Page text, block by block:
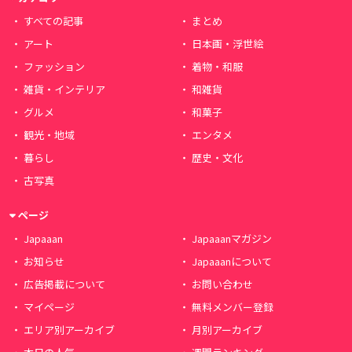
すべての記事
まとめ
アート
日本画・浮世絵
ファッション
着物・和服
雑貨・インテリア
和雑貨
グルメ
和菓子
観光・地域
エンタメ
暮らし
歴史・文化
古写真
ページ
Japaaan
Japaaanマガジン
お知らせ
Japaaanについて
広告掲載について
お問い合わせ
マイページ
無料メンバー登録
エリア別アーカイブ
月別アーカイブ